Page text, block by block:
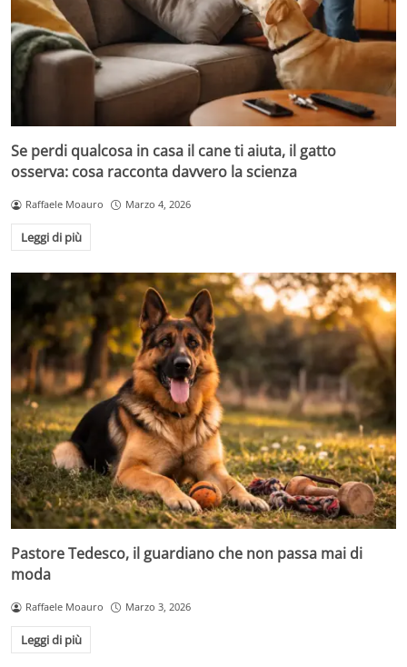
Se perdi qualcosa in casa il cane ti aiuta, il gatto
osserva: cosa racconta davvero la scienza
Raffaele Moauro Marzo 4, 2026
Leggi di più
Pastore Tedesco, il guardiano che non passa mai di
moda
Raffaele Moauro Marzo 3, 2026
Leggi di più